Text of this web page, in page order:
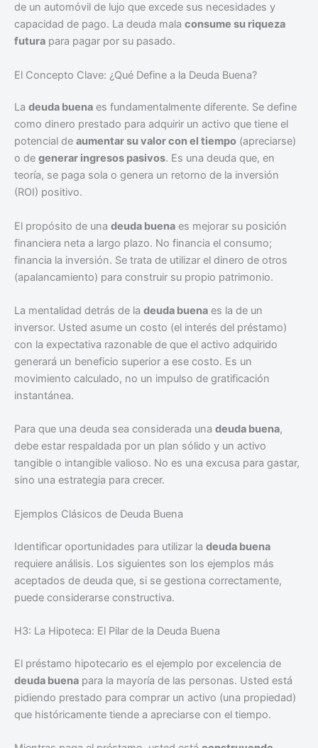
de un automóvil de lujo que excede sus necesidades y
capacidad de pago. La deuda mala consume su riqueza
futura para pagar por su pasado.
El Concepto Clave: ¿Qué Define a la Deuda Buena?
La deuda buena es fundamentalmente diferente. Se define
como dinero prestado para adquirir un activo que tiene el
potencial de aumentar su valor con el tiempo (apreciarse)
o de generar ingresos pasivos. Es una deuda que, en
teoría, se paga sola o genera un retorno de la inversión
(ROI) positivo.
El propósito de una deuda buena es mejorar su posición
financiera neta a largo plazo. No financia el consumo;
financia la inversión. Se trata de utilizar el dinero de otros
(apalancamiento) para construir su propio patrimonio.
La mentalidad detrás de la deuda buena es la de un
inversor. Usted asume un costo (el interés del préstamo)
con la expectativa razonable de que el activo adquirido
generará un beneficio superior a ese costo. Es un
movimiento calculado, no un impulso de gratificación
instantánea.
Para que una deuda sea considerada una deuda buena,
debe estar respaldada por un plan sólido y un activo
tangible o intangible valioso. No es una excusa para gastar,
sino una estrategia para crecer.
Ejemplos Clásicos de Deuda Buena
Identificar oportunidades para utilizar la deuda buena
requiere análisis. Los siguientes son los ejemplos más
aceptados de deuda que, si se gestiona correctamente,
puede considerarse constructiva.
H3: La Hipoteca: El Pilar de la Deuda Buena
El préstamo hipotecario es el ejemplo por excelencia de
deuda buena para la mayoría de las personas. Usted está
pidiendo prestado para comprar un activo (una propiedad)
que históricamente tiende a apreciarse con el tiempo.